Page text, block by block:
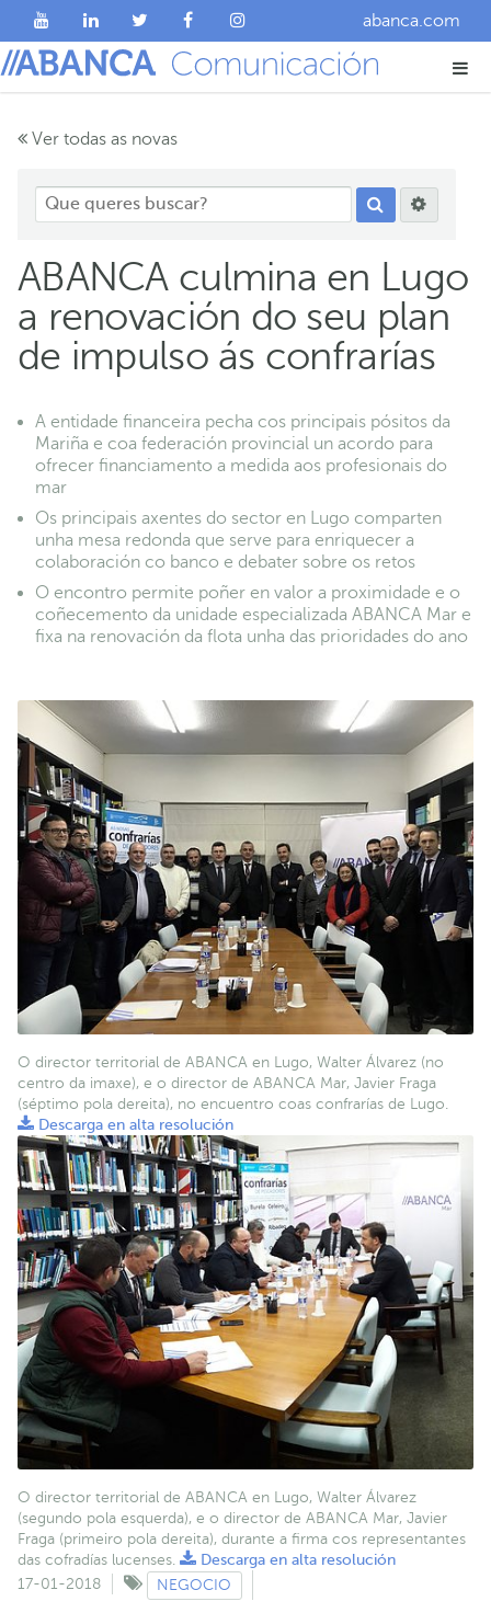
abanca.com
Ver todas as novas
ABANCA culmina en Lugo
a renovación do seu plan
de impulso ás confrarías
A entidade financeira pecha cos principais pósitos da
Mariña e coa federación provincial un acordo para
ofrecer financiamento a medida aos profesionais do
mar
Os principais axentes do sector en Lugo comparten
unha mesa redonda que serve para enriquecer a
colaboración co banco e debater sobre os retos
O encontro permite poñer en valor a proximidade e o
coñecemento da unidade especializada ABANCA Mar e
fixa na renovación da flota unha das prioridades do ano
O director territorial de ABANCA en Lugo, Walter Álvarez (no
centro da imaxe), e o director de ABANCA Mar, Javier Fraga
(séptimo pola dereita), no encuentro coas confrarías de Lugo.
Descarga en alta resolución
O director territorial de ABANCA en Lugo, Walter Álvarez
(segundo pola esquerda), e o director de ABANCA Mar, Javier
Fraga (primeiro pola dereita), durante a firma cos representantes
das cofradías lucenses.
Descarga en alta resolución
17-01-2018
NEGOCIO